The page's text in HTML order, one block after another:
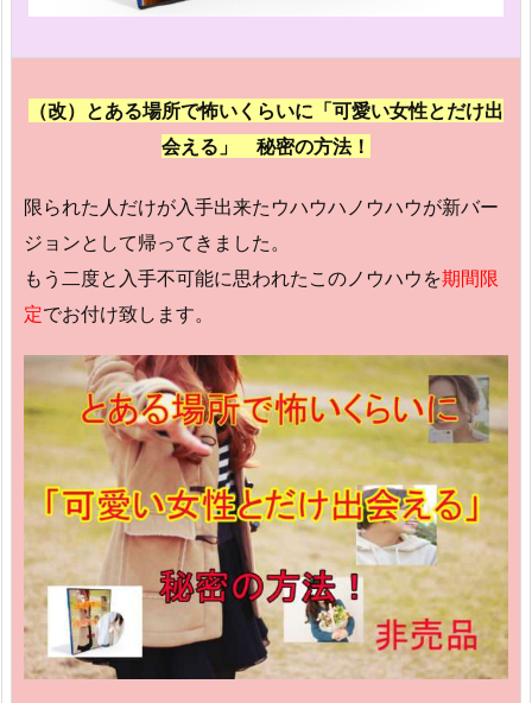
（改）とある場所で怖いくらいに「可愛い女性とだけ出
会える」 秘密の方法！
限られた人だけが入手出来たウハウハノウハウが新バー
ジョンとして帰ってきました。
もう二度と入手不可能に思われたこのノウハウを期間限
定でお付け致します。